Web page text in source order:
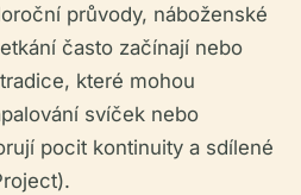
průvody, náboženské
často začínají nebo
které mohou
svíček nebo
pocit kontinuity a sdílené